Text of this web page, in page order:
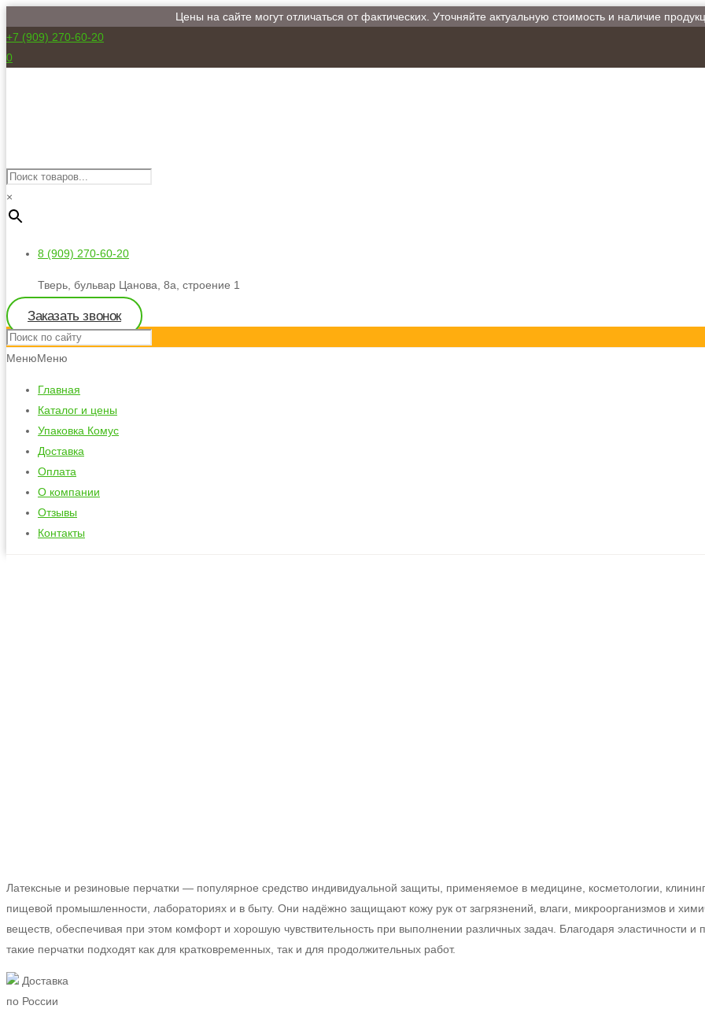
Цены на сайте могут отличаться от фактических. Уточняйте актуальную стоимость и наличие
+7 (909) 270-60-20
0
×
8 (909) 270-60-20
Тверь, бульвар Цанова, 8а, строение 1
Заказать звонок
МенюМеню
Главная
Каталог и цены
Упаковка Комус
Доставка
Оплата
О компании
Отзывы
Контакты
Латексные и резиновые перчатки — популярное средство индивидуальной защиты, применяемое в медицине, косметологии,
пищевой промышленности, лабораториях и в быту. Они надёжно защищают кожу рук от загрязнений, влаги, микроорганизмов и
веществ, обеспечивая при этом комфорт и хорошую чувствительность при выполнении различных задач. Благодаря эластичности и
такие перчатки подходят как для кратковременных, так и для продолжительных работ.
Доставка
по России